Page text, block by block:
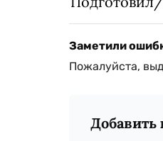
Заметили
Пожалуйста,